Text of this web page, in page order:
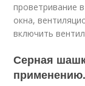
проветривание
окна,
включить
Серная